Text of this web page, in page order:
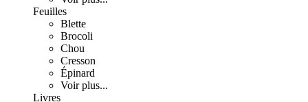
Feuilles
Blette
Brocoli
Chou
Cresson
Épinard
Voir plus...
Livres